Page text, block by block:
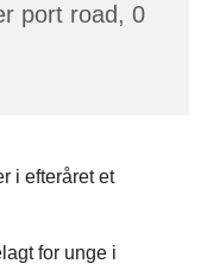
port road, 0
i efteråret et
for unge i